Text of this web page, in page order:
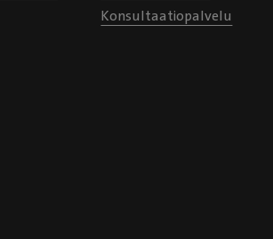
Konsultaatiopalvelu